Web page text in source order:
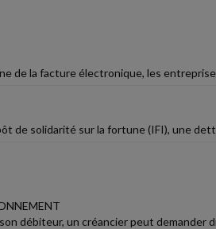
de la facture électronique, les
de solidarité sur la fortune (IFI), une
débiteur, un créancier peut